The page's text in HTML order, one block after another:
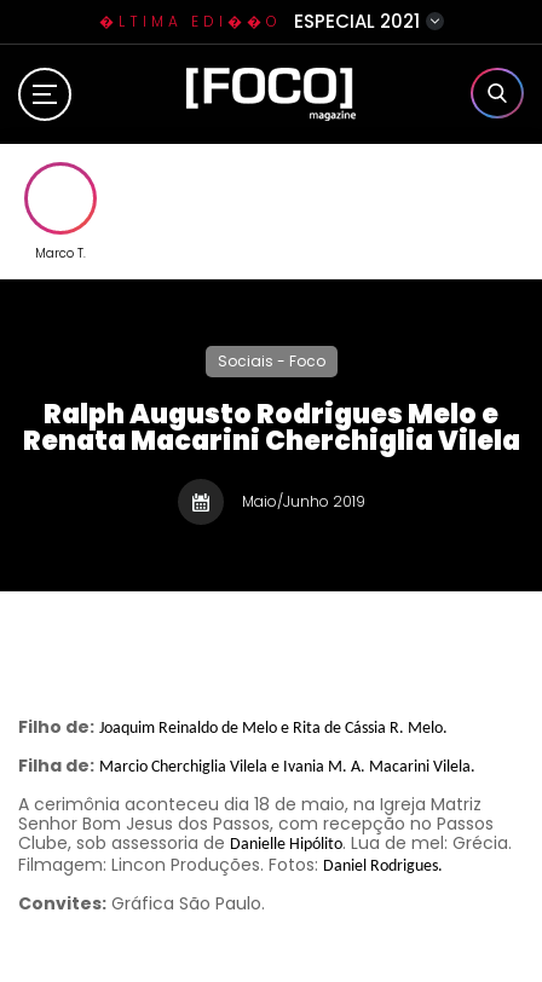
�LTIMA EDI��O ESPECIAL 2021
Home
Contato
Marco T.
Sociais - Foco
Ralph Augusto Rodrigues Melo e
Renata Macarini Cherchiglia Vilela
Maio/Junho 2019
Filho de: Joaquim Reinaldo de Melo e Rita de Cássia R. Melo.
Filha de: Marcio Cherchiglia Vilela e Ivania M. A. Macarini Vilela.
A cerimônia aconteceu dia 18 de maio, na Igreja Matriz
Senhor Bom Jesus dos Passos, com recepção no Passos
Clube, sob assessoria de Danielle Hipólito. Lua de mel: Grécia.
Filmagem: Lincon Produções. Fotos: Daniel Rodrigues.
Convites: Gráfica São Paulo.